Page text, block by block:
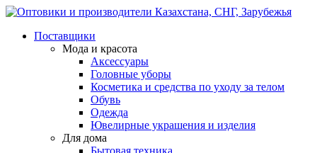
Поставщики
Мода и красота
Аксессуары
Головные уборы
Косметика и средства по уходу за телом
Обувь
Одежда
Ювелирные украшения и изделия
Для дома
Бытовая техника